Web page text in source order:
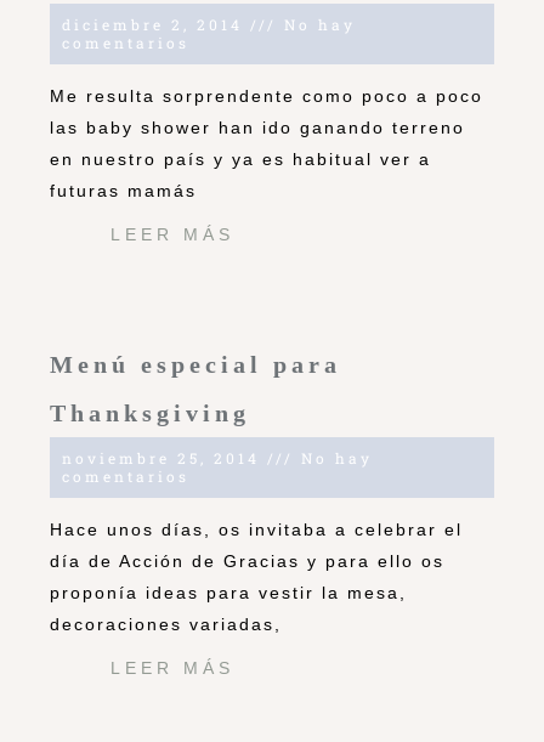
diciembre 2, 2014
No hay
comentarios
Me resulta sorprendente como poco a poco
las baby shower han ido ganando terreno
en nuestro país y ya es habitual ver a
futuras mamás
LEER MÁS
Menú especial para
Thanksgiving
noviembre 25, 2014
No hay
comentarios
Hace unos días, os invitaba a celebrar el
día de Acción de Gracias y para ello os
proponía ideas para vestir la mesa,
decoraciones variadas,
LEER MÁS